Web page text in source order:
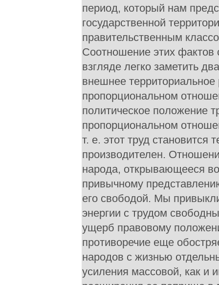
период, который нам
государственной
правительственным
Соотношение этих фактов
взгляде легко заметить
внешнее территориальное
пропорциональном
политическое положение
пропорциональном
т. е. этот труд
производителен.
народа, открывающееся
привычному
его свободой. Мы
энергии с трудом
ущерб правовому
противоречие еще
народов с жизнью
усиления массовой, как и